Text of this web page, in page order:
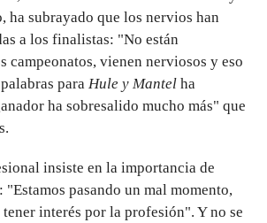
ha subrayado que los nervios han
a los finalistas: "No están
campeonatos, vienen nerviosos y eso
para Hule y Mantel ha
ha sobresalido mucho más" que
insiste en la importancia de
: "Estamos pasando un mal momento,
interés por la profesión". Y no se